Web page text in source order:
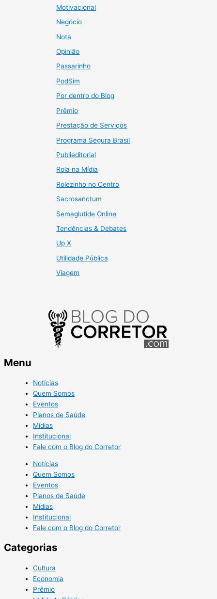
Motivacional
Negócio
Nota
Opinião
Passarinho
PodSim
Por dentro do Blog
Prêmio
Prestação de Serviços
Programa Segura Brasil
Publieditorial
Rola na Mídia
Rolezinho no Centro
Sacrosanctum
Semaglutide Online
Tendências & Debates
Up X
Utilidade Pública
Viagem
Menu
Notícias
Quem Somos
Eventos
Planos de Saúde
Mídias
Institucional
Fale com o Blog do Corretor
Notícias
Quem Somos
Eventos
Planos de Saúde
Mídias
Institucional
Fale com o Blog do Corretor
Categorias
Cultura
Economia
Prêmio